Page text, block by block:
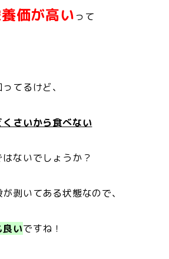
価が高いって
てるけど、
さいから食べない
ないでしょうか？
剥いてある状態なので、
いですね！